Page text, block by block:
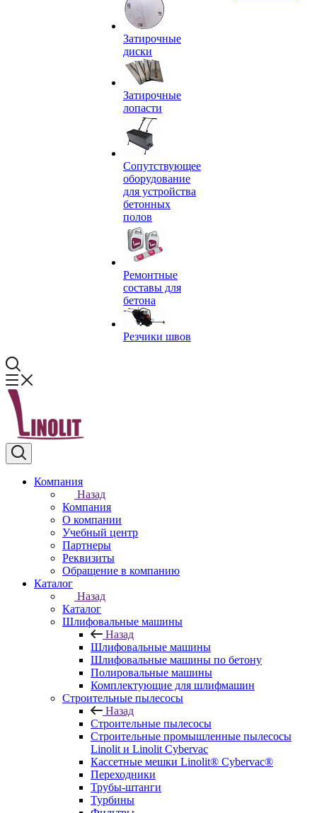
Затирочные
диски
Затирочные
лопасти
Сопутствующее
оборудование
для устройства
бетонных
полов
Ремонтные
составы для
бетона
Резчики швов
Компания
Назад
Компания
О компании
Учебный центр
Партнеры
Реквизиты
Обращение в компанию
Каталог
Назад
Каталог
Шлифовальные машины
Назад
Шлифовальные машины
Шлифовальные машины по бетону
Полировальные машины
Комплектующие для шлифмашин
Строительные пылесосы
Назад
Строительные пылесосы
Строительные промышленные пылесосы
Linolit и Linolit Cybervac
Кассетные мешки Linolit® Cybervac®
Переходники
Трубы-штанги
Турбины